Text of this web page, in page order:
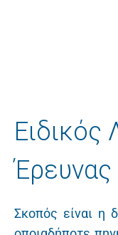
Ειδικός
Έρευνας
Σκοπός είναι η